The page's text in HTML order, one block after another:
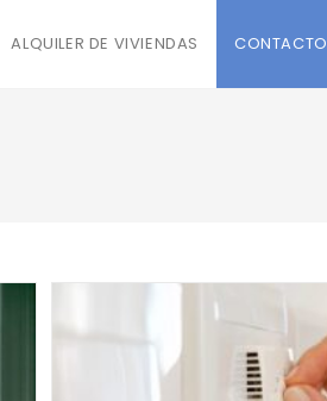
ALQUILER DE VIVIENDAS CONTACTO